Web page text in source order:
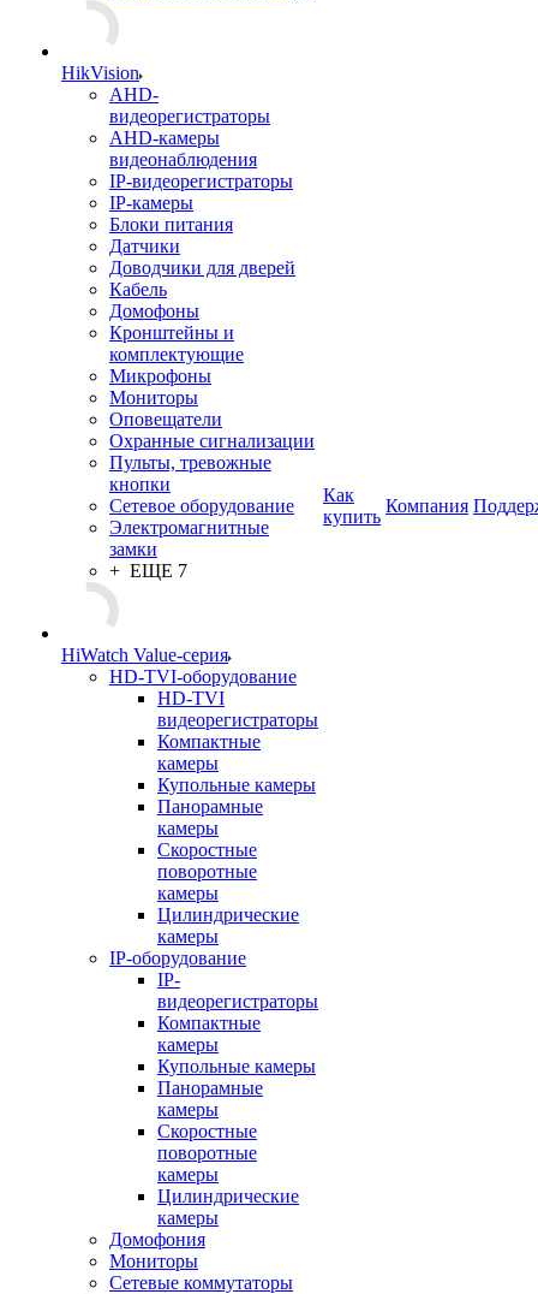
HikVision
AHD-
видеорегистраторы
AHD-камеры
видеонаблюдения
IP-видеорегистраторы
IP-камеры
Блоки питания
Датчики
Доводчики для дверей
Кабель
Домофоны
Кронштейны и
комплектующие
Микрофоны
Мониторы
Оповещатели
Охранные сигнализации
Пульты, тревожные
кнопки
Сетевое оборудование
Электромагнитные
замки
+ ЕЩЕ 7
HiWatch Value-серия
HD-TVI-оборудование
HD-TVI
видеорегистраторы
Компактные
камеры
Купольные камеры
Панорамные
камеры
Скоростные
поворотные
камеры
Цилиндрические
камеры
IP-оборудование
IP-
видеорегистраторы
Компактные
камеры
Купольные камеры
Панорамные
камеры
Скоростные
поворотные
камеры
Цилиндрические
камеры
Домофония
Мониторы
Сетевые коммутаторы
Как
купить
Компания